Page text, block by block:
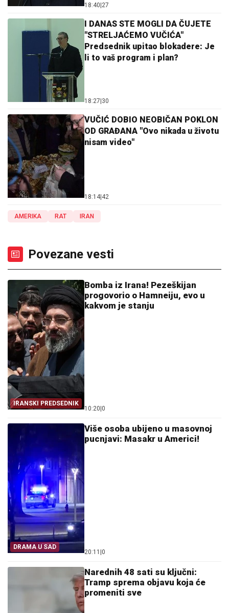
18:40 27
I DANAS STE MOGLI DA ČUJETE
"STRELJAĆEMO VUČIĆA"
Predsednik upitao blokadere: Je
li to vaš program i plan?
18:27 30
VUČIĆ DOBIO NEOBIČAN POKLON
OD GRAĐANA "Ovo nikada u životu
nisam video"
18:14 42
AMERIKA RAT IRAN
Povezane vesti
IRANSKI PREDSEDNIK
Bomba iz Irana! Pezeškijan
progovorio o Hamneiju, evo u
kakvom je stanju
10:20 0
DRAMA U SAD
Više osoba ubijeno u masovnoj
pucnjavi: Masakr u Americi!
20:11 0
Narednih 48 sati su ključni:
Tramp sprema objavu koja će
promeniti sve